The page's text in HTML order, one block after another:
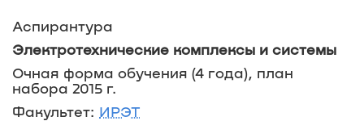
Аспирантура
Электротехнические комплексы и системы
Очная форма обучения (4 года), план
набора 2015 г.
Факультет: ИРЭТ